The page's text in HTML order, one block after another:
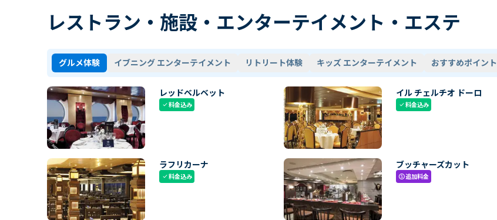
レストラン・施設・エンターテイメント・エステ
グルメ体験 イブニング エンターテイメント リトリート体験 キッズ エンターテイメント おすすめポイント
レッドベルベット
check料金込み
イル チェルチオ ドーロ
check料金込み
ラフリカーナ
check料金込み
ブッチャーズカット
paid追加料金